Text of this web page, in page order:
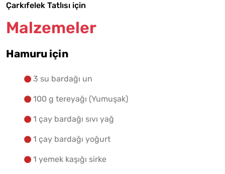
Çarkıfelek Tatlısı için
Malzemeler
Hamuru için
3 su bardağı un
100 g tereyağı (Yumuşak)
1 çay bardağı sıvı yağ
1 çay bardağı yoğurt
1 yemek kaşığı sirke